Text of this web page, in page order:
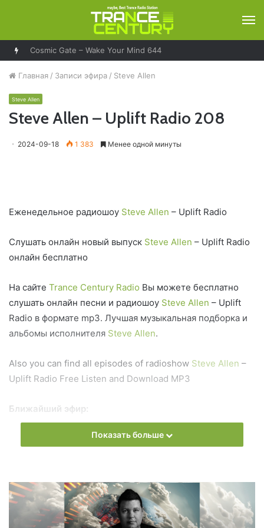
Cosmic Gate – Wake Your Mind 644
Главная / Записи эфира / Steve Allen
Steve Allen
Steve Allen – Uplift Radio 208
2024-09-18 1 383 Менее одной минуты
Еженедельное радиошоу Steve Allen – Uplift Radio
Слушать онлайн новый выпуск Steve Allen – Uplift Radio
онлайн бесплатно
На сайте Trance Century Radio Вы можете бесплатно
слушать онлайн песни и радиошоу Steve Allen – Uplift
Radio в формате mp3. Лучшая музыкальная подборка и
альбомы исполнителя Steve Allen.
Also you can find all episodes of radioshow Steve Allen –
Uplift Radio Free Listen and Download MP3
Ближайший эфир:
Вторник
Запись выпусков
Показать больше